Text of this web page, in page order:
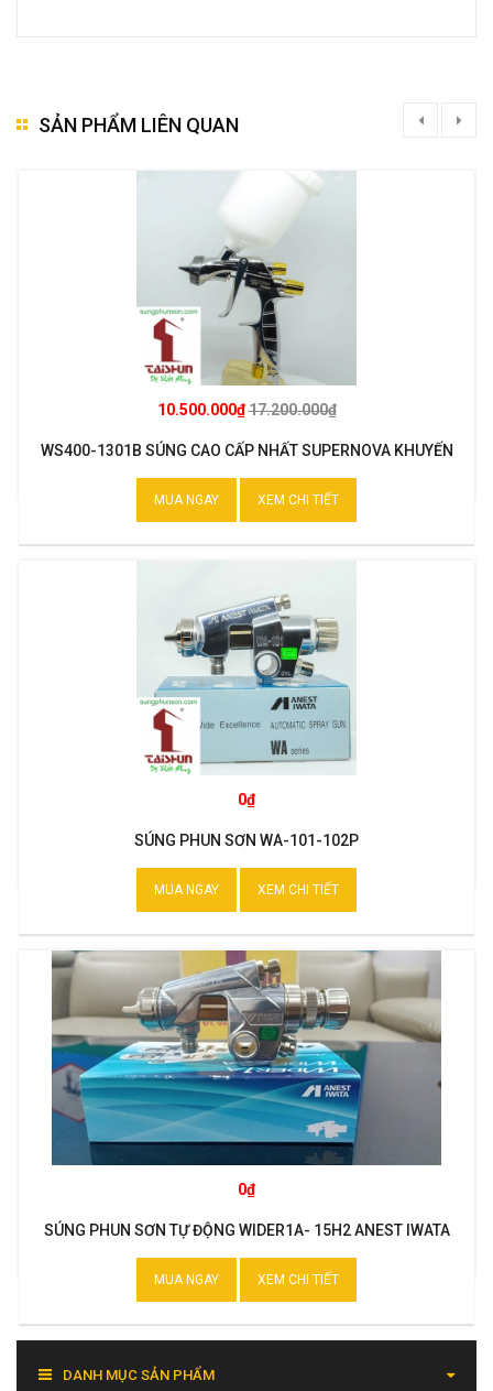
SẢN PHẨM LIÊN QUAN
10.500.000₫17.200.000₫
WS400-1301B SÚNG CAO CẤP NHẤT SUPERNOVA KHUYẾN
MUA NGAY XEM CHI TIẾT
0₫
SÚNG PHUN SƠN WA-101-102P
MUA NGAY XEM CHI TIẾT
0₫
SÚNG PHUN SƠN TỰ ĐỘNG WIDER1A- 15H2 ANEST IWATA
MUA NGAY XEM CHI TIẾT
DANH MỤC SẢN PHẨM